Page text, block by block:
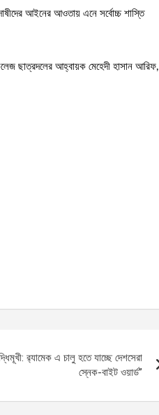
আইনের আওতায় এনে সর্বোচ্চ শাস্তি
ছাত্রদলের আহ্বায়ক মেহেদী হাসান আরিফ,
র‌্যামেক এ চালু হতে যাচ্ছে দেশসেরা
স্নেক-বাইট ওয়ার্ড”